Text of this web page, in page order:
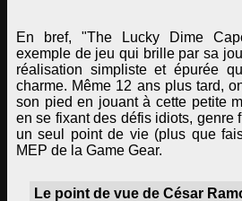
En bref, "The Lucky Dime
exemple de jeu qui brille par sa
réalisation simpliste et épurée
charme. Même 12 ans plus tard,
son pied en jouant à cette petite
en se fixant des défis idiots, genre
un seul point de vie (plus que
MEP de la Game Gear.
Le point de vue de César